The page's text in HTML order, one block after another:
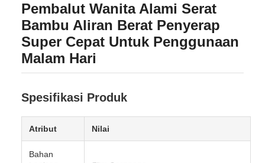
Pembalut Wanita Alami Serat
Bambu Aliran Berat Penyerap
Super Cepat Untuk Penggunaan
Malam Hari
Spesifikasi Produk
Atribut Nilai
Bahan